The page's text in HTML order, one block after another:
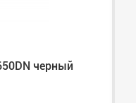
черный